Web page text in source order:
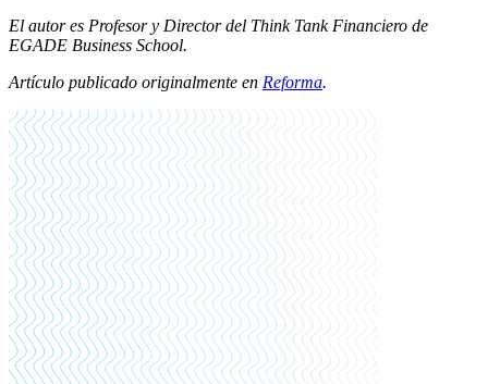
El autor es Profesor y Director del Think Tank Financiero de
EGADE Business School.
Artículo publicado originalmente en Reforma.